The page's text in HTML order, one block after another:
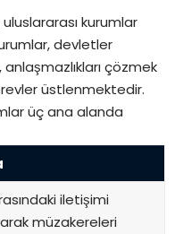
uluslararası kurumlar
devletler
çözmek
üstlenmektedir.
üç ana alanda
iletişimi
müzakereleri